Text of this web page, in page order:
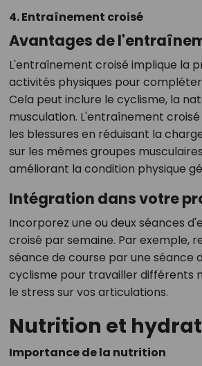
4. Entraînement croisé
Avantages de
L'entraînement croisé implique la
activités physiques pour
Cela peut inclure le cyclisme, la
musculation. L'entraînement
les blessures en réduisant la
sur les mêmes groupes
améliorant la condition physique
Intégration dans votre
Incorporez une ou deux séances
croisé par semaine. Par exemple,
séance de course par une séance
cyclisme pour travailler différents
le stress sur vos articulations.
Nutrition et
Importance de la nutrition